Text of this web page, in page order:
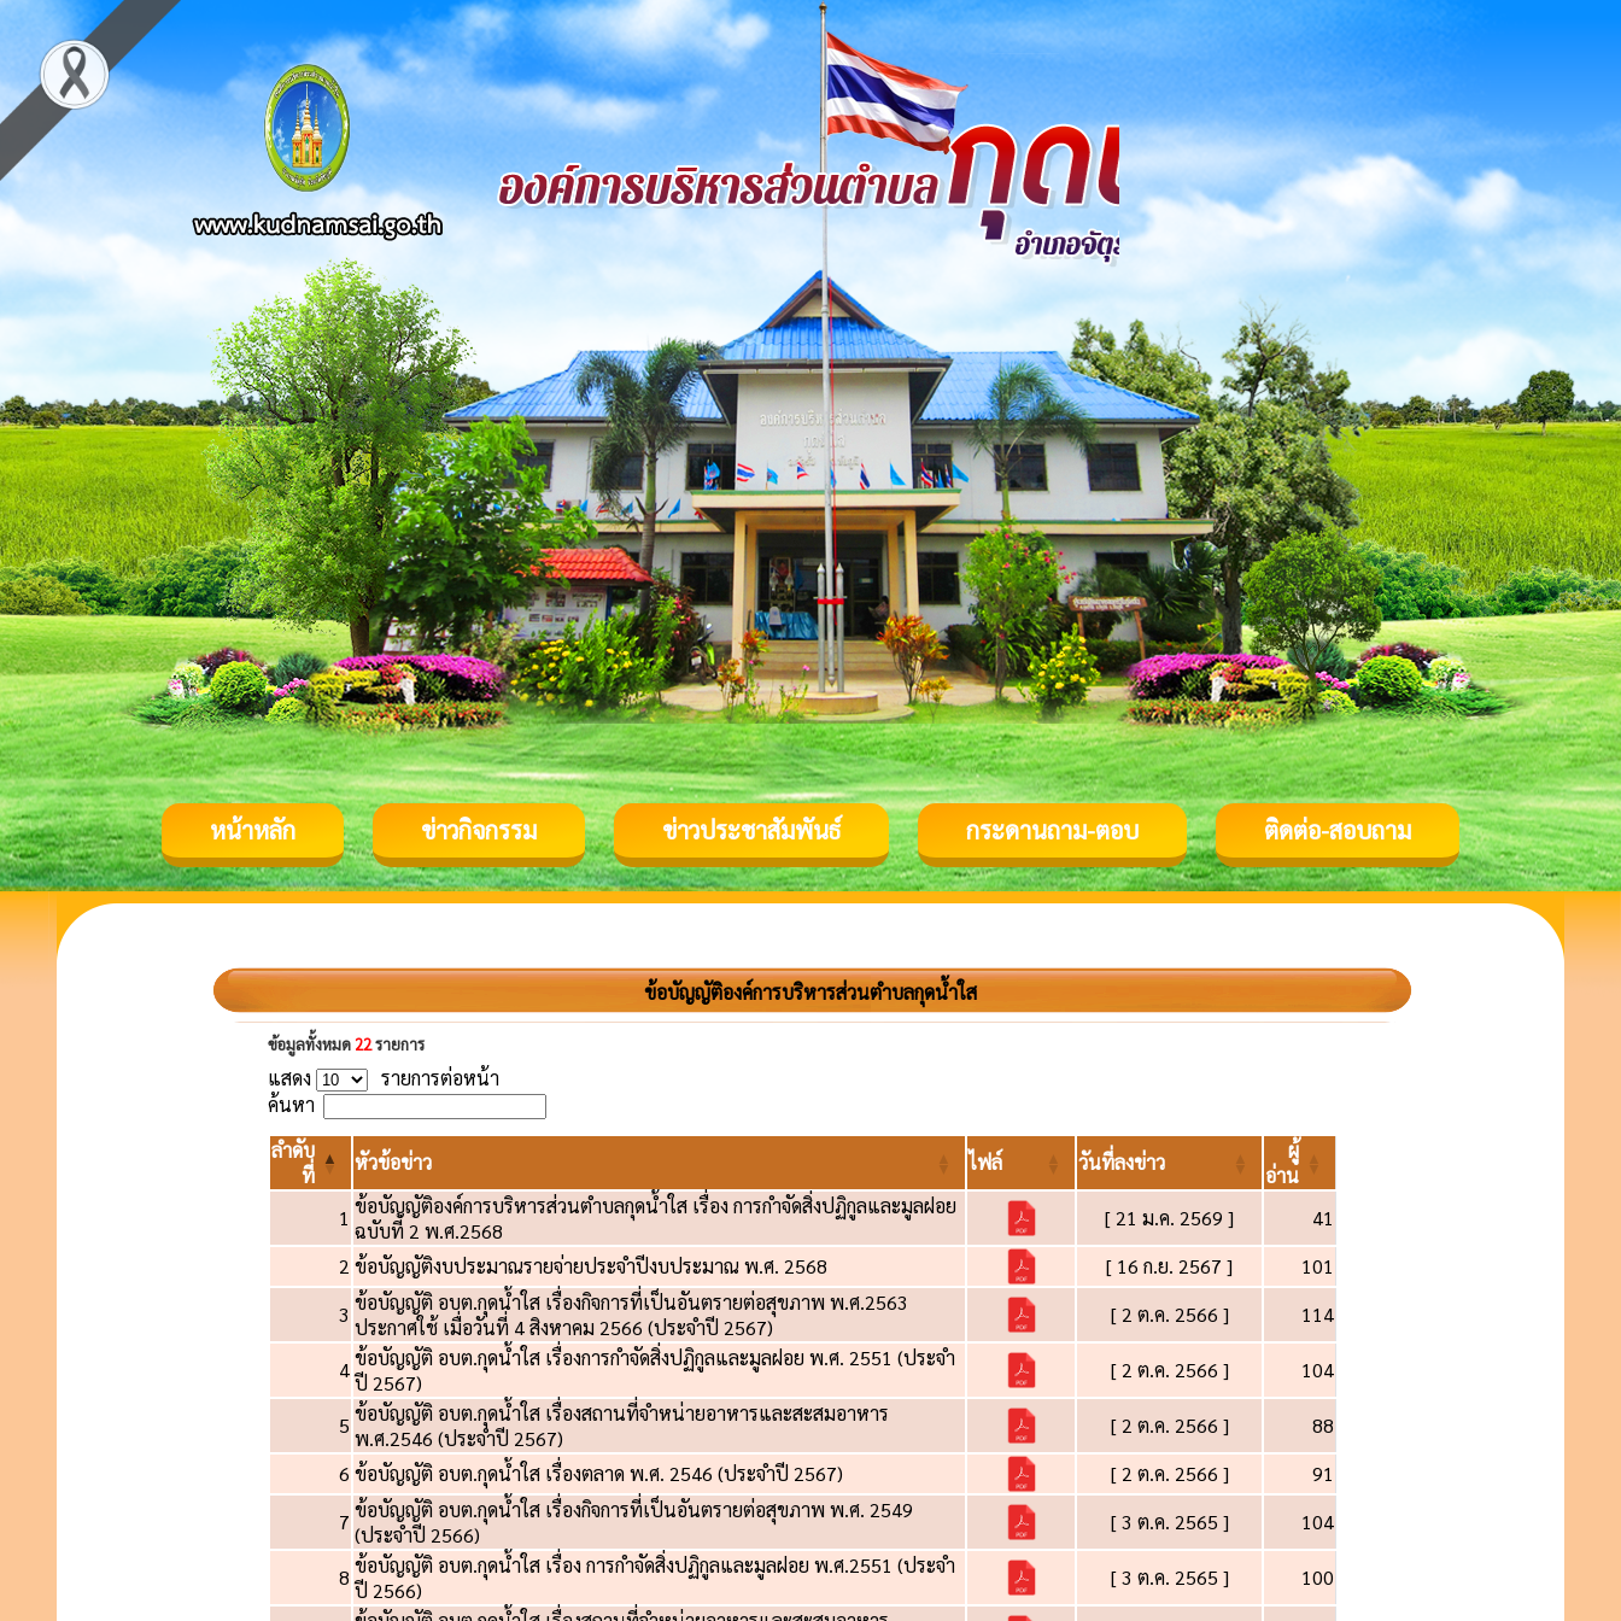
หน้าหลัก ข่าวกิจกรรม ข่าวประชาสัมพันธ์ กระดานถาม-ตอบ ติดต่อ-สอบถาม
ข้อบัญญัติองค์การบริหารส่วนตำบลกุดน้ำใส
ข้อมูลทั้งหมด 22รายการ
แสดง
รายการต่อหน้า
ค้นหา
ลำดับ
ที่
หัวข้อข่าว ไฟล์ วันที่ลงข่าว
ผู้
อ่าน
1 ข้อบัญญัติองค์การบริหารส่วนตำบลกุดน้ำใส เรื่อง การกำจัดสิ่งปฏิกูลและมูลฝอย
ฉบับที่ 2 พ.ศ.2568
[ 21 ม.ค. 2569 ]
41
2 ข้อบัญญัติงบประมาณรายจ่ายประจำปีงบประมาณ พ.ศ. 2568 [ 16 ก.ย. 2567 ]
101
3 ข้อบัญญัติ อบต.กุดน้ำใส เรื่องกิจการที่เป็นอันตรายต่อสุขภาพ พ.ศ.2563
ประกาศใช้ เมื่อวันที่ 4 สิงหาคม 2566 (ประจำปี 2567)
[ 2 ต.ค. 2566 ] 114
4ข้อบัญญัติ อบต.กุดน้ำใส เรื่องการกำจัดสิ่งปฏิกูลและมูลฝอย พ.ศ. 2551 (ประจำ
ปี 2567)
[ 2 ต.ค. 2566 ] 104
5 ข้อบัญญัติ อบต.กุดน้ำใส เรื่องสถานที่จำหน่ายอาหารและสะสมอาหาร
พ.ศ.2546 (ประจำปี 2567)
[ 2 ต.ค. 2566 ]
88
6 ข้อบัญญัติ อบต.กุดน้ำใส เรื่องตลาด พ.ศ. 2546 (ประจำปี 2567) [ 2 ต.ค. 2566 ]
91
7 ข้อบัญญัติ อบต.กุดน้ำใส เรื่องกิจการที่เป็นอันตรายต่อสุขภาพ พ.ศ. 2549
(ประจำปี 2566)
[ 3 ต.ค. 2565 ] 104
8 ข้อบัญญัติ อบต.กุดน้ำใส เรื่อง การกำจัดสิ่งปฏิกูลและมูลฝอย พ.ศ.2551 (ประจำ
ปี 2566)
[ 3 ต.ค. 2565 ] 100